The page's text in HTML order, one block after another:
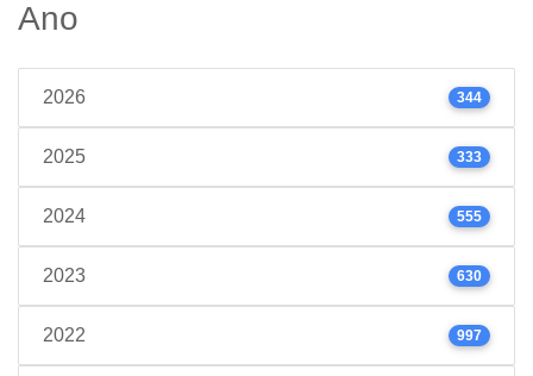
Ano
2026 344
2025 333
2024 555
2023 630
2022 997